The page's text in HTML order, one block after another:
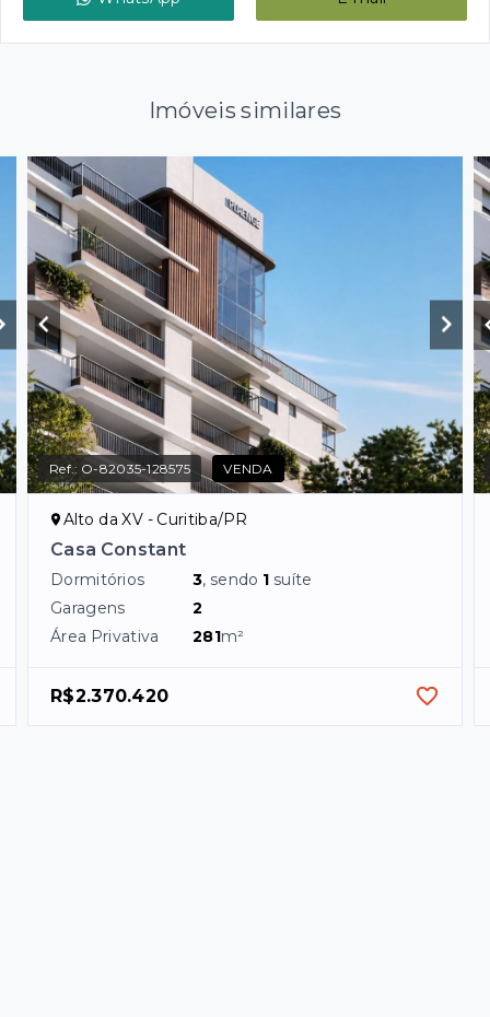
Imóveis similares
Ref.: O-82035-128575 VENDA
Alto da XV - Curitiba/PR
Casa Constant
Dormitórios 3, sendo 1 suíte
Garagens
2
Área Privativa
281m²
R$2.370.420